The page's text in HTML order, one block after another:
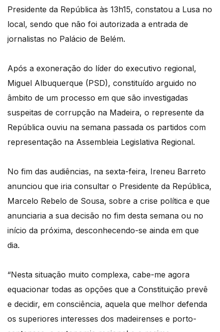
Presidente da República às 13h15, constatou a Lusa no
local, sendo que não foi autorizada a entrada de
jornalistas no Palácio de Belém.
Após a exoneração do líder do executivo regional,
Miguel Albuquerque (PSD), constituído arguido no
âmbito de um processo em que são investigadas
suspeitas de corrupção na Madeira, o represente da
República ouviu na semana passada os partidos com
representação na Assembleia Legislativa Regional.
No fim das audiências, na sexta-feira, Ireneu Barreto
anunciou que iria consultar o Presidente da República,
Marcelo Rebelo de Sousa, sobre a crise política e que
anunciaria a sua decisão no fim desta semana ou no
início da próxima, desconhecendo-se ainda em que
dia.
“Nesta situação muito complexa, cabe-me agora
equacionar todas as opções que a Constituição prevê
e decidir, em consciência, aquela que melhor defenda
os superiores interesses dos madeirenses e porto-